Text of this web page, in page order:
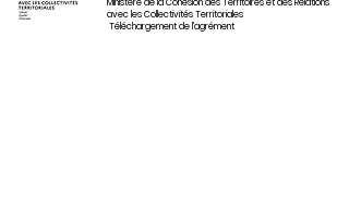
Ministère de la Cohésion des Territoires et des Relations
avec les Collectivités Territoriales
Téléchargement de l'agrément